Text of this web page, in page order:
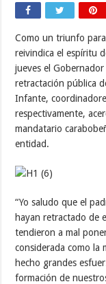
Como un triunfo
reivindica el espíritu
jueves el
retractación pública
Infante,
respectivamente,
mandatario
entidad.
“Yo saludo que el
hayan retractado de
tendieron a mal
considerada como la
hecho grandes
formación de